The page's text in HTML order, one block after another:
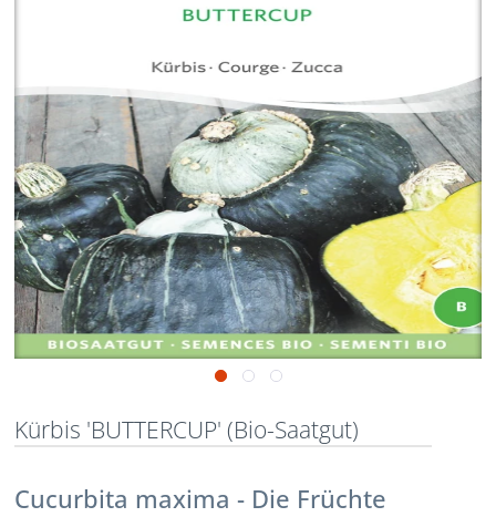
Kürbis 'BUTTERCUP' (Bio-Saatgut)
Cucurbita maxima - Die Früchte